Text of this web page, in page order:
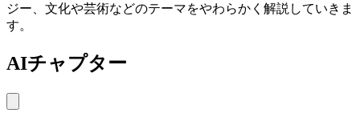
ジー、文化や芸術などのテーマをやわらかく解説していきま
す。
AIチャプター